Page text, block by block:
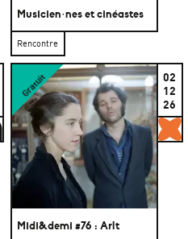
Musicien·nes et cinéastes
Rencontre
Abonné·es
Gratuit
Midi&demi #76 : Arlt
02
12
26